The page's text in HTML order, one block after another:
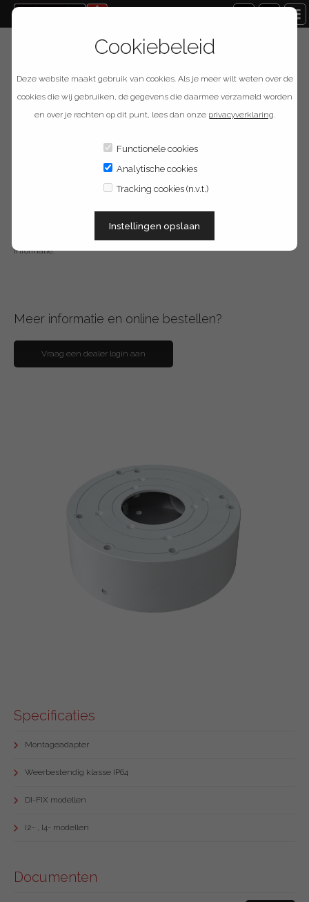
Terug naar overzicht
Provision ISR PR-
JB12IP64
informatie.
Meer informatie en online bestellen?
Vraag een dealer login aan
Specificaties
Montageadapter
Weerbestendig klasse IP64
DI-FIX modellen
I2- , I4- modellen
Documenten
Cookiebeleid
Deze website maakt gebruik van cookies. Als je meer wilt weten over de
cookies die wij gebruiken, de gegevens die daarmee verzameld worden
en over je rechten op dit punt, lees dan onze privacyverklaring.
Functionele cookies
Analytische cookies
Tracking cookies (n.v.t.)
Instellingen opslaan